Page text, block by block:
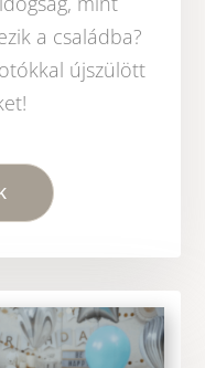
a családba?
újszülött